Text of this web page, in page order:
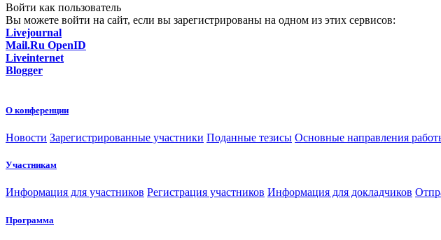
Войти как пользователь
Вы можете войти на сайт, если вы зарегистрированы на одном из этих сервисов:
Livejournal
Mail.Ru OpenID
Liveinternet
Blogger
О конференции
Новости Зарегистрированные участники Поданные тезисы Основные направления
Участникам
Информация для участников Регистрация участников Информация для докладчиков
Программа